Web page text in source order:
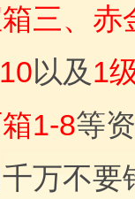
三、赤
以及 1
1-8等
万不要